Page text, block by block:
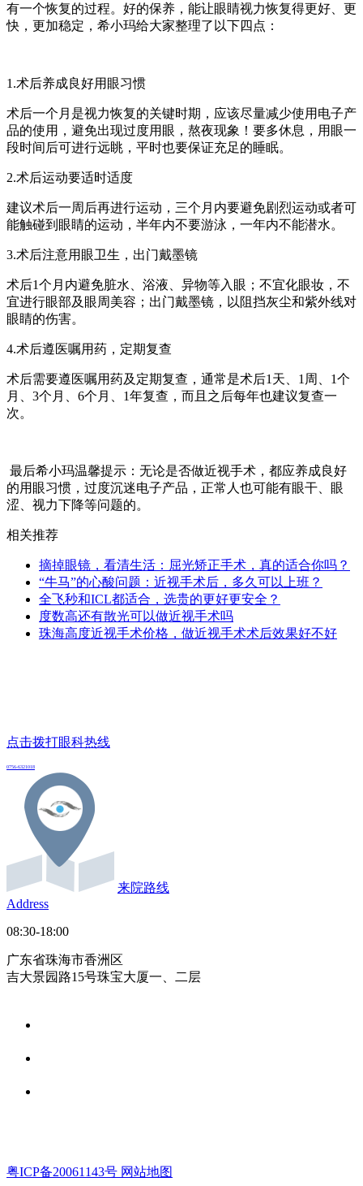
有一个恢复的过程。好的保养，能让眼睛视力恢复得更好、更
快，更加稳定，希小玛给大家整理了以下四点：
1.术后养成良好用眼习惯
术后一个月是视力恢复的关键时期，应该尽量减少使用电子产
品的使用，避免出现过度用眼，熬夜现象！要多休息，用眼一
段时间后可进行远眺，平时也要保证充足的睡眠。
2.术后运动要适时适度
建议术后一周后再进行运动，三个月内要避免剧烈运动或者可
能触碰到眼睛的运动，半年内不要游泳，一年内不能潜水。
3.术后注意用眼卫生，出门戴墨镜
术后1个月内避免脏水、浴液、异物等入眼；不宜化眼妆，不
宜进行眼部及眼周美容；出门戴墨镜，以阻挡灰尘和紫外线对
眼睛的伤害。
4.术后遵医嘱用药，定期复查
术后需要遵医嘱用药及定期复查，通常是术后1天、1周、1个
月、3个月、6个月、1年复查，而且之后每年也建议复查一
次。
最后希小玛温馨提示：无论是否做近视手术，都应养成良好
的用眼习惯，过度沉迷电子产品，正常人也可能有眼干、眼
涩、视力下降等问题的。
相关推荐
摘掉眼镜，看清生活：屈光矫正手术，真的适合你吗？
“牛马”的心酸问题：近视手术后，多久可以上班？
全飞秒和ICL都适合，选贵的更好更安全？
度数高还有散光可以做近视手术吗
珠海高度近视手术价格，做近视手术术后效果好不好
点击拨打眼科热线
0756-6321018
来院路线
Address
08:30-18:00
广东省珠海市香洲区
吉大景园路15号珠宝大厦一、二层
粤ICP备20061143号 网站地图